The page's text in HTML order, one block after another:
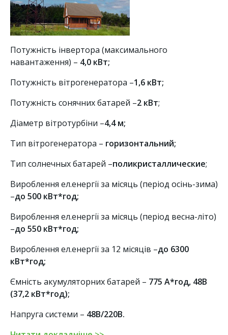
Потужність інвертора (максимального
навантаження) – 4,0 кВт;
Потужність вітрогенератора –1,6 кВт;
Потужність сонячних батарей –2 кВт;
Діаметр вітротурбіни –4,4 м;
Тип вітрогенератора – горизонтальний;
Тип солнечных батарей –поликристаллические;
Вироблення ел.енергії за місяць (період осінь-зима)
–до 500 кВт*год;
Вироблення ел.енергії за місяць (період весна-літо)
–до 550 кВт*год;
Вироблення ел.енергії за 12 місяців –до 6300
кВт*год;
Ємність акумуляторних батарей – 775 А*год, 48В
(37,2 кВт*год);
Напруга системи – 48В/220В.